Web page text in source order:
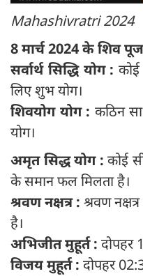
Mahashivratri 2024
8 मार्च 2024 के शिव
सर्वार्थ सिद्धि योग :
लिए शुभ योग।
शिवयोग योग : कठिन
योग।
अमृत सिद्ध योग : कोई
के समान फल मिलता है।
श्रवण नक्षत्र :श्रवण
है।
अभिजीत मुहूर्त : दोपहर
विजय मुहूर्त : दोपहर